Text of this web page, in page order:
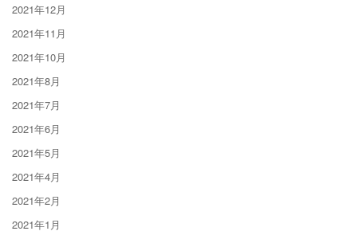
2021年12月
2021年11月
2021年10月
2021年8月
2021年7月
2021年6月
2021年5月
2021年4月
2021年2月
2021年1月